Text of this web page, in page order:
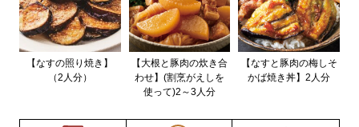
【なすの照り焼き】
（2人分）
【大根と豚肉の炊き合
わせ】(割烹がえしを
使って)2～3人分
【なすと豚肉の梅しそ
かば焼き丼】2人分